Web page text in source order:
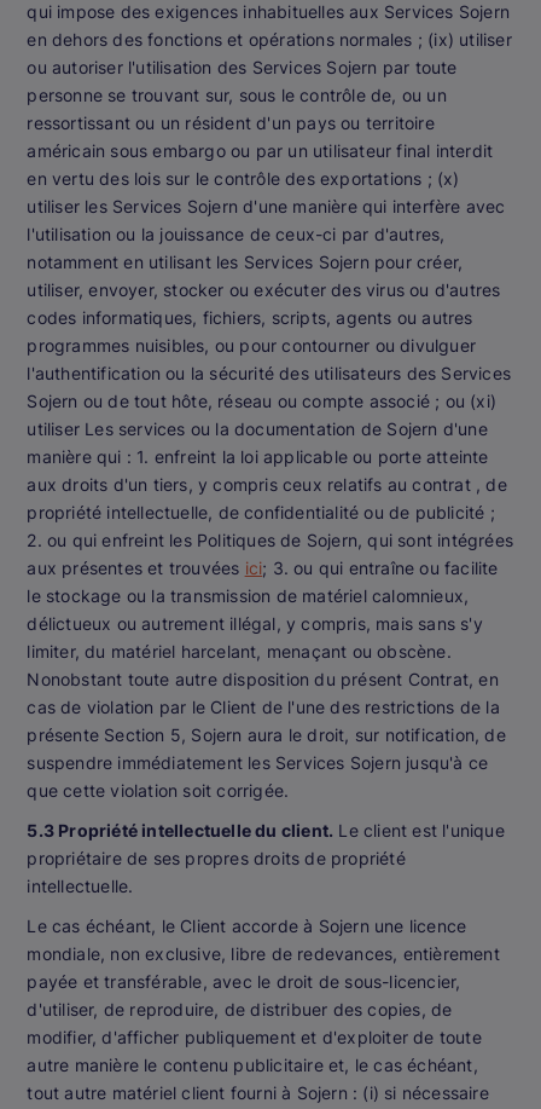
qui impose des exigences inhabituelles aux Services Sojern
en dehors des fonctions et opérations normales ; (ix) utiliser
ou autoriser l'utilisation des Services Sojern par toute
personne se trouvant sur, sous le contrôle de, ou un
ressortissant ou un résident d'un pays ou territoire
américain sous embargo ou par un utilisateur final interdit
en vertu des lois sur le contrôle des exportations ; (x)
utiliser les Services Sojern d'une manière qui interfère avec
l'utilisation ou la jouissance de ceux-ci par d'autres,
notamment en utilisant les Services Sojern pour créer,
utiliser, envoyer, stocker ou exécuter des virus ou d'autres
codes informatiques, fichiers, scripts, agents ou autres
programmes nuisibles, ou pour contourner ou divulguer
l'authentification ou la sécurité des utilisateurs des Services
Sojern ou de tout hôte, réseau ou compte associé ; ou (xi)
utiliser Les services ou la documentation de Sojern d'une
manière qui : 1. enfreint la loi applicable ou porte atteinte
aux droits d'un tiers, y compris ceux relatifs au contrat , de
propriété intellectuelle, de confidentialité ou de publicité ;
2. ou qui enfreint les Politiques de Sojern, qui sont intégrées
aux présentes et trouvées ici; 3. ou qui entraîne ou facilite
le stockage ou la transmission de matériel calomnieux,
délictueux ou autrement illégal, y compris, mais sans s'y
limiter, du matériel harcelant, menaçant ou obscène.
Nonobstant toute autre disposition du présent Contrat, en
cas de violation par le Client de l'une des restrictions de la
présente Section 5, Sojern aura le droit, sur notification, de
suspendre immédiatement les Services Sojern jusqu'à ce
que cette violation soit corrigée.
5.3 Propriété intellectuelle du client. Le client est l'unique
propriétaire de ses propres droits de propriété
intellectuelle.
Le cas échéant, le Client accorde à Sojern une licence
mondiale, non exclusive, libre de redevances, entièrement
payée et transférable, avec le droit de sous-licencier,
d'utiliser, de reproduire, de distribuer des copies, de
modifier, d'afficher publiquement et d'exploiter de toute
autre manière le contenu publicitaire et, le cas échéant,
tout autre matériel client fourni à Sojern : (i) si nécessaire